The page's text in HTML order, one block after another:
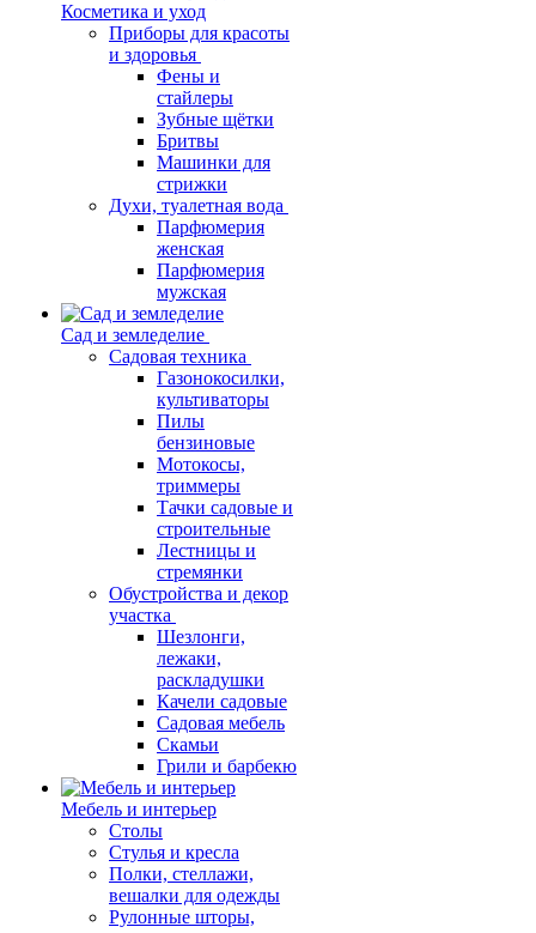
Косметика и уход
Приборы для красоты
и здоровья
Фены и
стайлеры
Зубные щётки
Бритвы
Машинки для
стрижки
Духи, туалетная вода
Парфюмерия
женская
Парфюмерия
мужская
Сад и земледелие
Садовая техника
Газонокосилки,
культиваторы
Пилы
бензиновые
Мотокосы,
триммеры
Тачки садовые и
строительные
Лестницы и
стремянки
Обустройства и декор
участка
Шезлонги,
лежаки,
раскладушки
Качели садовые
Садовая мебель
Скамьи
Грили и барбекю
Мебель и интерьер
Столы
Стулья и кресла
Полки, стеллажи,
вешалки для одежды
Рулонные шторы,